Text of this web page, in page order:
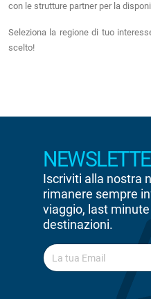
con le strutture partner per la
Seleziona la regione di tuo
scelto!
Iscriviti alla nostra
rimanere sempre
viaggio, last
destinazioni.